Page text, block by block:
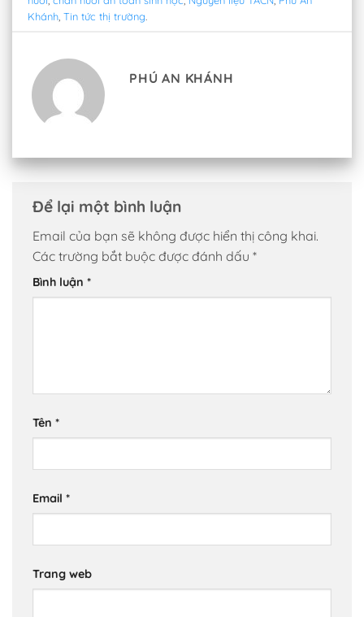
Khánh ,Tin tức thị trường
PHÚ AN KHÁNH
Để lại một bình luận
Email của bạn sẽ không được hiển thị công khai.
Các trường bắt buộc được đánh dấu *
Bình luận *
Tên *
Email *
Trang web